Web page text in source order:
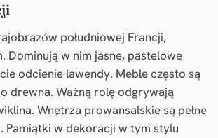
południowej Francji,
Dominują w nim jasne, pastelowe
odcienie lawendy. Meble często są
drewna. Ważną rolę odgrywają
Wnętrza prowansalskie są pełne
Pamiątki w dekoracji w tym stylu